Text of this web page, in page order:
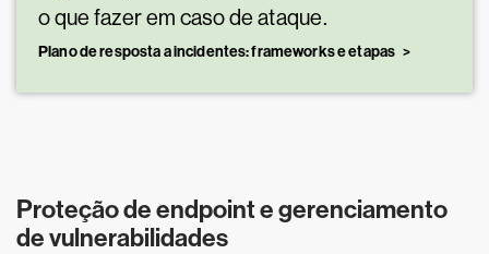
o que fazer em caso de ataque.
Plano de resposta a incidentes: frameworks e etapas
Proteção de endpoint e gerenciamento
de vulnerabilidades